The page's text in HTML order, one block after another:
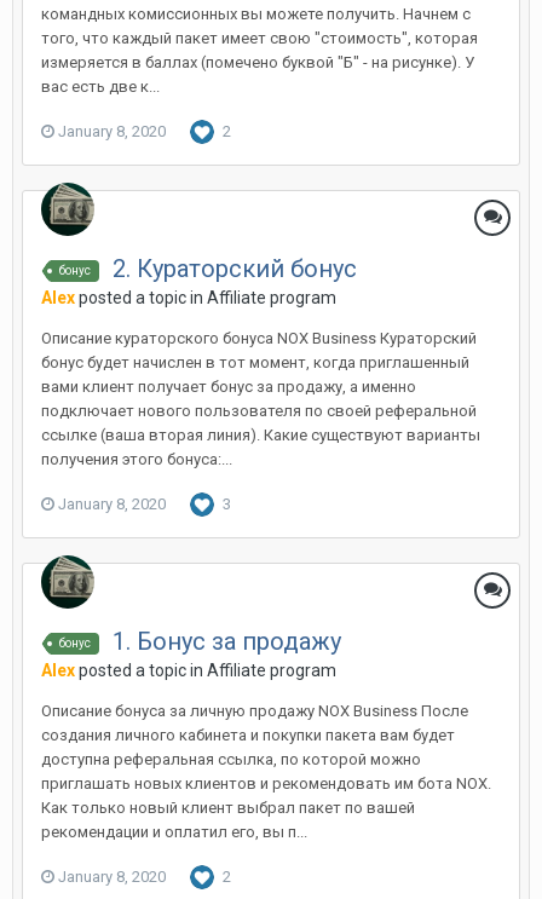
командных комиссионных вы можете получить. Начнем с
того, что каждый пакет имеет свою "стоимость", которая
измеряется в баллах (помечено буквой "Б" - на рисунке). У
вас есть две к...
January 8, 2020 2
бонус 2. Кураторский бонус
Alexposted a topic in Affiliate program
Описание кураторского бонуса NOX Business Кураторский
бонус будет начислен в тот момент, когда приглашенный
вами клиент получает бонус за продажу, а именно
подключает нового пользователя по своей реферальной
ссылке (ваша вторая линия). Какие существуют варианты
получения этого бонуса:...
January 8, 2020 3
бонус 1. Бонус за продажу
Alexposted a topic in Affiliate program
Описание бонуса за личную продажу NOX Business После
создания личного кабинета и покупки пакета вам будет
доступна реферальная ссылка, по которой можно
приглашать новых клиентов и рекомендовать им бота NOX.
Как только новый клиент выбрал пакет по вашей
рекомендации и оплатил его, вы п...
January 8, 2020 2